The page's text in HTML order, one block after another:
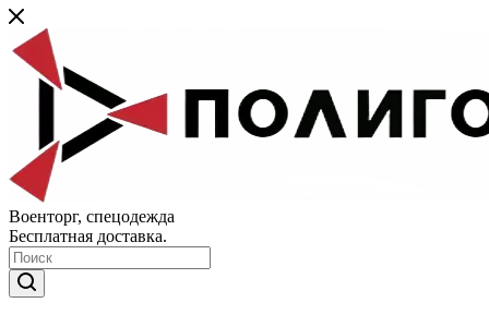
Военторг, спецодежда
Бесплатная доставка.